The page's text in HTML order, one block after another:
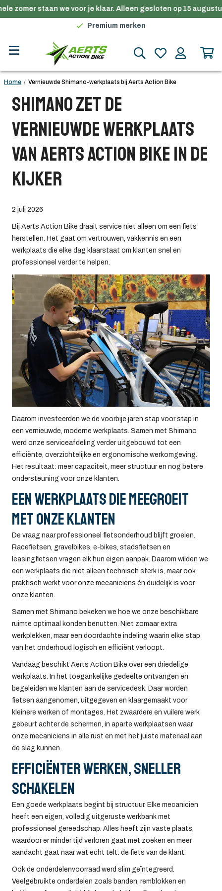
zomer staan we voor je klaar. Alleen gesloten op 15
Gratis verzending in België vanaf €100
Premium merken
Gratis verzending in België vanaf €100
Home / Vernieuwde Shimano-werkplaats bij Aerts Action Bike
Shimano zet de
vernieuwde werkplaats
van Aerts Action Bike in de
kijker
2 juli 2026
Bij Aerts Action Bike draait service niet alleen om een fiets
herstellen. Het gaat om vertrouwen, vakkennis en een
werkplaats die elke dag klaarstaat om klanten snel en
professioneel verder te helpen.
Daarom investeerden we de voorbije jaren stap voor stap in
een vernieuwde, moderne werkplaats. Samen met Shimano
werd onze serviceafdeling verder uitgebouwd tot een
efficiënte, overzichtelijke en ergonomische werkomgeving.
Het resultaat: meer capaciteit, meer structuur en nog betere
ondersteuning voor onze klanten.
Een werkplaats die meegroeit
met onze klanten
De vraag naar professioneel fietsonderhoud blijft groeien.
Racefietsen, gravelbikes, e-bikes, stadsfietsen en
leasingfietsen vragen elk hun eigen aanpak. Daarom wilden we
een werkplaats die niet alleen technisch sterk is, maar ook
praktisch werkt voor onze mecaniciens én duidelijk is voor
onze klanten.
Samen met Shimano bekeken we hoe we onze beschikbare
ruimte optimaal konden benutten. Niet zomaar extra
werkplekken, maar een doordachte indeling waarin elke stap
van het onderhoud logisch en efficiënt verloopt.
Vandaag beschikt Aerts Action Bike over een driedelige
werkplaats. In het toegankelijke gedeelte ontvangen en
begeleiden we klanten aan de servicedesk. Daar worden
fietsen aangenomen, uitgegeven en klaargemaakt voor
kleinere werken of montages. Het zwaardere en vuilere werk
gebeurt achter de schermen, in aparte werkplaatsen waar
onze mecaniciens in alle rust en met het juiste materiaal aan
de slag kunnen.
Efficiënter werken, sneller
schakelen
Een goede werkplaats begint bij structuur. Elke mecanicien
heeft een eigen, volledig uitgeruste werkbank met
professioneel gereedschap. Alles heeft zijn vaste plaats,
waardoor er minder tijd verloren gaat met zoeken en meer
aandacht gaat naar wat echt telt: de fiets van de klant.
Ook de onderdelenvoorraad werd slim geïntegreerd.
Veelgebruikte onderdelen zoals banden, remblokken en